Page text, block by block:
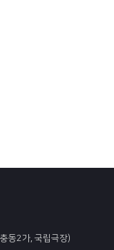
동2가, 국립극장)